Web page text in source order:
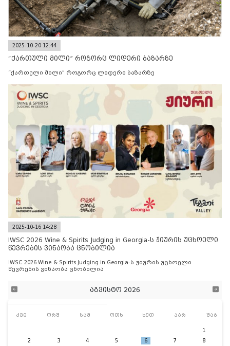
2025-10-20 12:44
“ქართული მილი” როგორც ლიდერი ბაზარზე
“ქართული მილი” როგორც ლიდერი ბაზარზე
2025-10-16 14:28
IWSC 2026 Wine & Spirits Judging in Georgia-ს ჟიურის უცხოელი
წევრების ვინაობა ცნობილია
IWSC 2026 Wine & Spirits Judging in Georgia-ს ჟიურის უცხოელი
წევრების ვინაობა ცნობილია
აგვისტო 2026
კვი ორშ სამ ოთხ ხუთ პარ შაბ
1
2
3 4 5 6 7
8